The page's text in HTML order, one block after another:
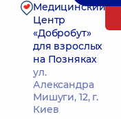
Медицинский
Центр
«Добробут»
для взрослых
на Позняках
ул.
Александра
Мишуги, 12, г.
Киев